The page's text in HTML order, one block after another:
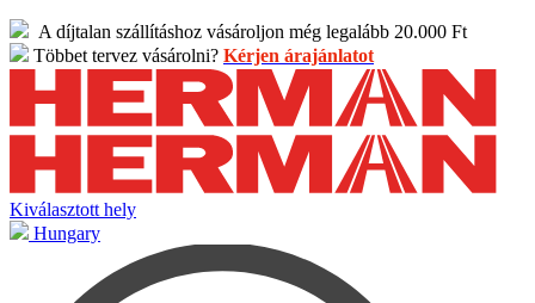
A díjtalan szállításhoz vásároljon még legalább 20.000 Ft
Többet tervez vásárolni? Kérjen árajánlatot
Kiválasztott hely
Hungary